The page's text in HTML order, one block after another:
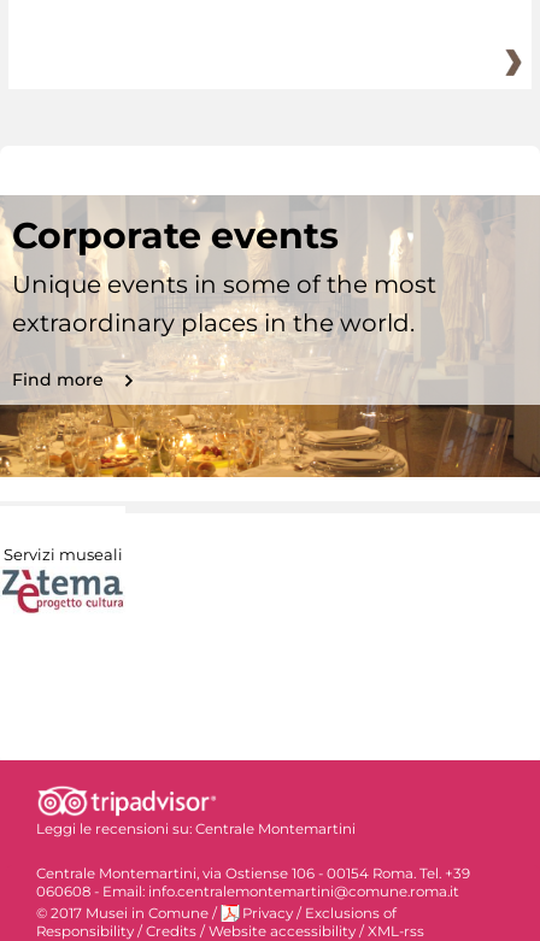
Corporate events
Unique events in some of the most
extraordinary places in the world.
Find more
Servizi museali
Leggi le recensioni su: Centrale Montemartini
Centrale Montemartini, via Ostiense 106 - 00154 Roma. Tel. +39
060608 - Email: info.centralemontemartini@comune.roma.it
© 2017 Musei in Comune / Privacy / Exclusions of
Responsibility / Credits / Website accessibility / XML-rss